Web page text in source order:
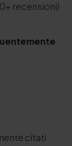
recensioni)
citati